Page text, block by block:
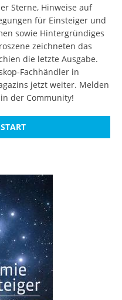
Sterne, Hinweise auf
für Einsteiger und
sowie Hintergründiges
zeichneten das
die letzte Ausgabe.
Fachhändler in
jetzt weiter. Melden
der Community!